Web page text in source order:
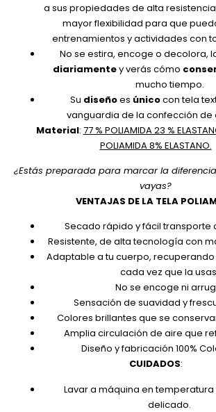
a sus propiedades de alta
mayor flexibilidad para que
entrenamientos y actividades con
No se estira, encoge o decolora,
diariamentey verás cómo
mucho tiempo.
Su diseñoes únicocon tela
vanguardia de la confección de
Material: 77 % POLIAMIDA 23 %
POLIAMIDA 8% ELASTANO.
¿Estás preparada para marcar la
vayas?
VENTAJAS DE LA TELA
Secado rápido y fácil transporte
Resistente, de alta tecnología con
Adaptable a tu cuerpo,
cada vez que la
No se encoge ni
Sensación de suavidad y
Colores brillantes que se
Amplia circulación de aire que
Diseño y fabricación 100%
CUIDADOS:
Lavar a máquina en temperatura
delicado.